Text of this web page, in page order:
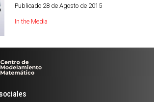
Publicado 28 de Agosto de 2015
In the Media